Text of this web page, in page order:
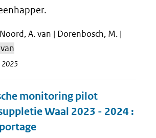
A. van | Dorenbosch, M. |
2025
monitoring pilot
Waal 2023 - 2024 :